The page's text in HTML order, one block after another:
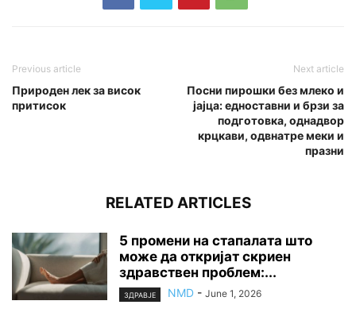
Previous article
Природен лек за висок
притисок
Next article
Посни пирошки без млеко и
јајца: едноставни и брзи за
подготовка, однадвор
крцкави, одвнатре меки и
празни
RELATED ARTICLES
5 промени на стапалата што
може да откријат скриен
здравствен проблем:...
ЗДРАВЈЕ NMD - June 1, 2026